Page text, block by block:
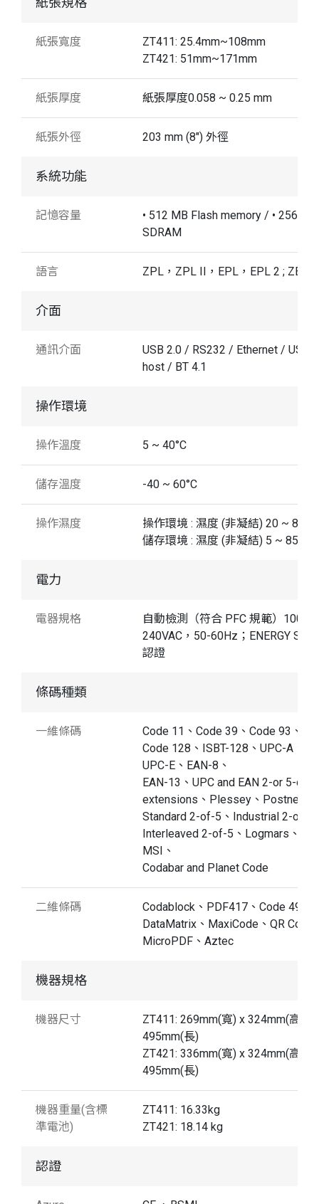
紙張寬度
ZT411: 25.4mm~108mm
ZT421: 51mm~171mm
紙張厚度 紙張厚度0.058 ~ 0.25 mm
紙張外徑 203 mm (8") 外徑
系統功能
記憶容量
• 512 MB Flash memory / • 256 MB
SDRAM
語言 ZPL，ZPL II，EPL，EPL 2 ; ZBI
介面
通訊介面
USB 2.0 / RS232 / Ethernet / USB
host / BT 4.1
操作環境
操作溫度 5 ~ 40°C
儲存溫度 -40 ~ 60°C
操作濕度
操作環境 : 濕度 (非凝結) 20 ~ 85% ;
儲存環境 : 濕度 (非凝結) 5 ~ 85%
電力
電器規格
自動檢測（符合 PFC 規範）100-
240VAC，50-60Hz；ENERGY
認證
條碼種類
一維條碼
Code 11、Code 39、Code 93、
Code 128、ISBT-128、UPC-A、
UPC-E、EAN-8、
EAN-13、UPC and EAN 2-or 5-digit
extensions、Plessey、Postnet、
Standard 2-of-5、Industrial 2-of-5
Interleaved 2-of-5、Logmars、
MSI、
Codabar and Planet Code
二維條碼
Codablock、PDF417、Code 49、
DataMatrix、MaxiCode、QR Code
MicroPDF、Aztec
機器規格
機器尺寸
ZT411: 269mm(寬) x 324mm(高) x
495mm(長)
ZT421: 336mm(寬) x 324mm(高) x
495mm(長)
機器重量(含標
準電池)
ZT411: 16.33kg
ZT421: 18.14 kg
認證